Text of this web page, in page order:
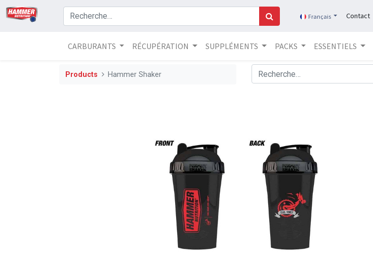
Français Contact
CARBURANTS RÉCUPÉRATION SUPPLÉMENTS PACKS ESSENTIELS
Products Hammer Shaker